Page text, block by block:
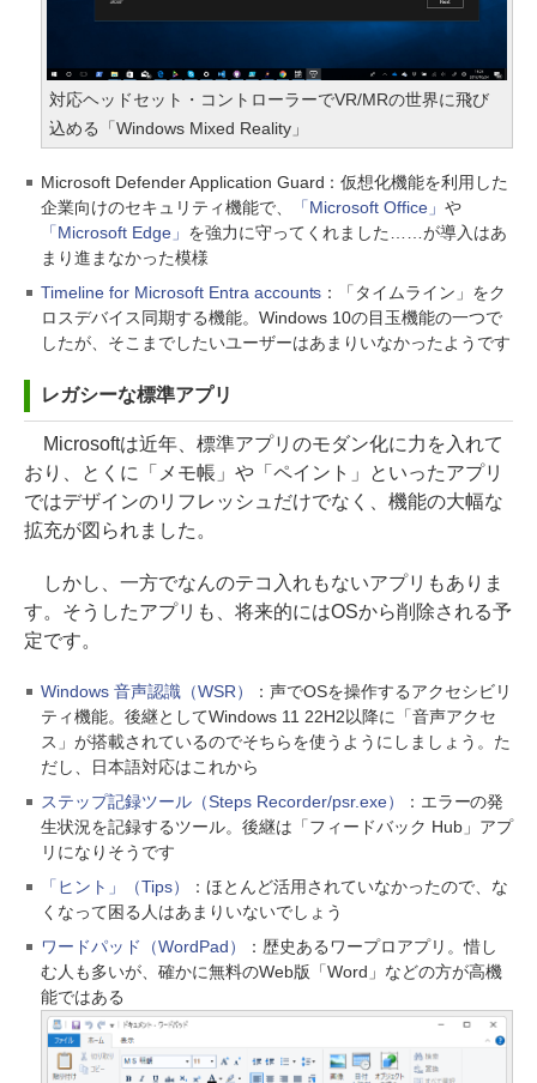
対応ヘッドセット・コントローラーでVR/MRの世界に飛び
込める「Windows Mixed Reality」
Microsoft Defender Application Guard：仮想化機能を利用した
企業向けのセキュリティ機能で、
「Microsoft Office」 や
「Microsoft Edge」 を強力に守ってくれました……が導入はあ
まり進まなかった模様
Timeline for Microsoft Entra accounts ：「タイムライン」をク
ロスデバイス同期する機能。Windows 10の目玉機能の一つで
したが、そこまでしたいユーザーはあまりいなかったようです
レガシーな標準アプリ
Microsoftは近年、標準アプリのモダン化に力を入れて
おり、とくに「メモ帳」や「ペイント」といったアプリ
ではデザインのリフレッシュだけでなく、機能の大幅な
拡充が図られました。
しかし、一方でなんのテコ入れもないアプリもありま
す。そうしたアプリも、将来的にはOSから削除される予
定です。
Windows 音声認識（WSR）
：声でOSを操作するアクセシビリ
ティ機能。後継としてWindows 11 22H2以降に「音声アクセ
ス」が搭載されているのでそちらを使うようにしましょう。た
だし、日本語対応はこれから
ステップ記録ツール（Steps Recorder/psr.exe）
：エラーの発
生状況を記録するツール。後継は「フィードバック Hub」アプ
リになりそうです
「ヒント」（Tips）
：ほとんど活用されていなかったので、な
くなって困る人はあまりいないでしょう
ワードパッド（WordPad）
：歴史あるワープロアプリ。惜し
む人も多いが、確かに無料のWeb版「Word」などの方が高機
能ではある